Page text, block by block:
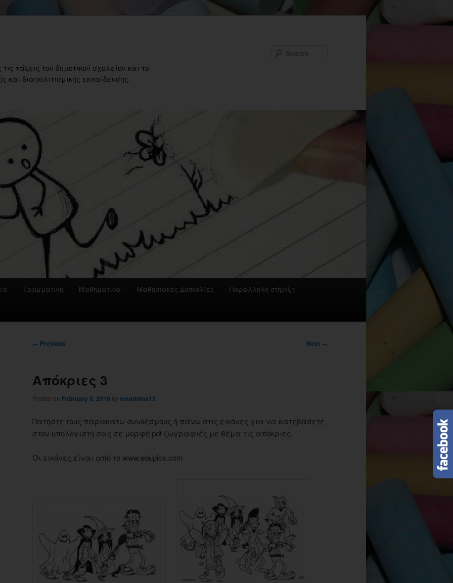
τάξεις του δημοτικού σχολείου και το
διαπολιτισμικής εκπαίδευσης.
Γραμματική Μαθηματικά Μαθησιακές Δυσκολίες Παράλληλη στήριξη
Post
← Previous Next →
Απόκριες 3
Posted on February 8, 2018 by emathima13
Πατήστε τους παρακάτω συνδέσμους ή πάνω στις εικόνες για να κατεβάσετε
στον υπολογιστή σας σε μορφή pdf ζωγραφιές με θέμα τις απόκριες.
Οι εικόνες είναι από το www.edupics.com